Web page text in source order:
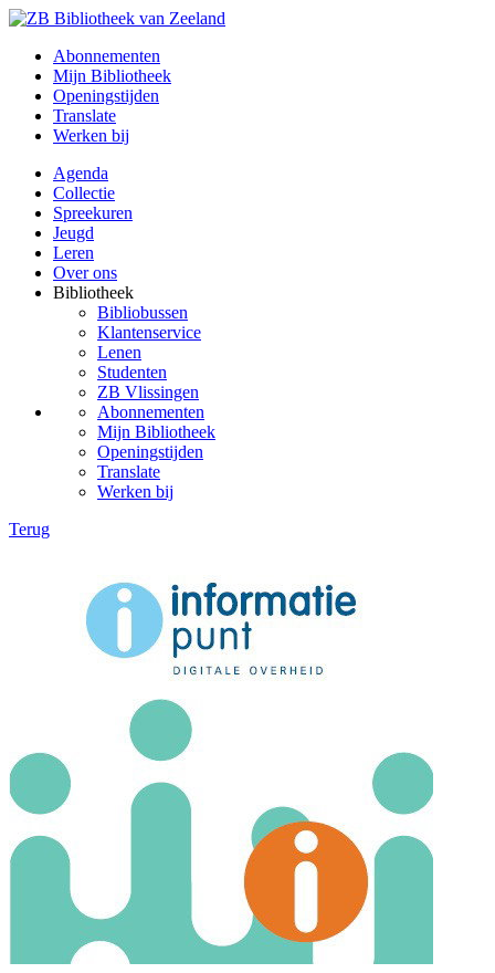
Abonnementen
Mijn Bibliotheek
Openingstijden
Translate
Werken bij
Agenda
Collectie
Spreekuren
Jeugd
Leren
Over ons
Bibliotheek
Bibliobussen
Klantenservice
Lenen
Studenten
ZB Vlissingen
Abonnementen
Mijn Bibliotheek
Openingstijden
Translate
Werken bij
Terug